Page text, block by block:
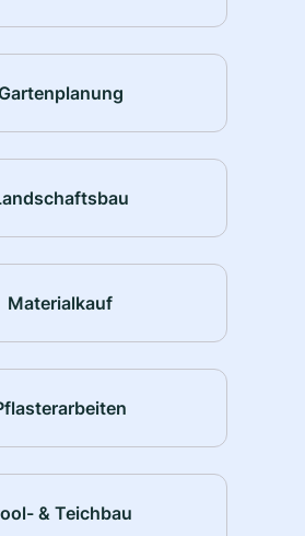
Gartenplanung
Materialkauf
& Teichbau